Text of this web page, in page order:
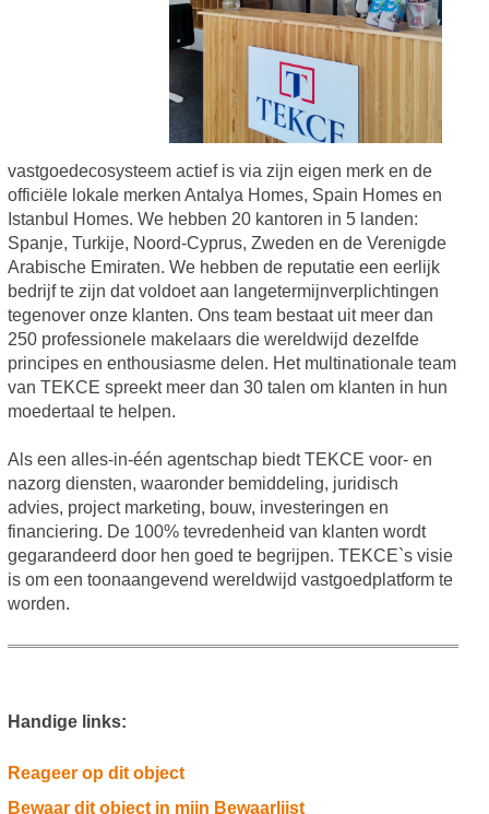
vastgoedecosysteem actief is via zijn eigen merk en de
officiële lokale merken Antalya Homes, Spain Homes en
Istanbul Homes. We hebben 20 kantoren in 5 landen:
Spanje, Turkije, Noord-Cyprus, Zweden en de Verenigde
Arabische Emiraten. We hebben de reputatie een eerlijk
bedrijf te zijn dat voldoet aan langetermijnverplichtingen
tegenover onze klanten. Ons team bestaat uit meer dan
250 professionele makelaars die wereldwijd dezelfde
principes en enthousiasme delen. Het multinationale team
van TEKCE spreekt meer dan 30 talen om klanten in hun
moedertaal te helpen.
Als een alles-in-één agentschap biedt TEKCE voor- en
nazorg diensten, waaronder bemiddeling, juridisch
advies, project marketing, bouw, investeringen en
financiering. De 100% tevredenheid van klanten wordt
gegarandeerd door hen goed te begrijpen. TEKCE`s visie
is om een toonaangevend wereldwijd vastgoedplatform te
worden.
Handige links:
Reageer op dit object
Bewaar dit object in mijn Bewaarlijst